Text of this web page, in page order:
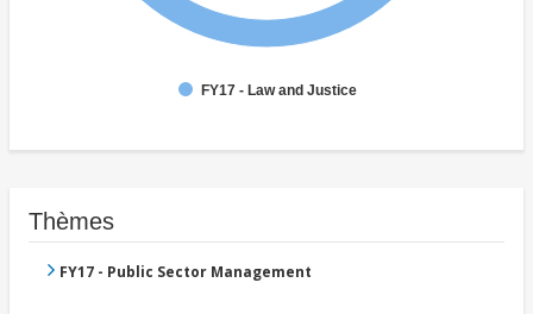
FY17 - Law and Justice
Thèmes
FY17 - Public Sector Management